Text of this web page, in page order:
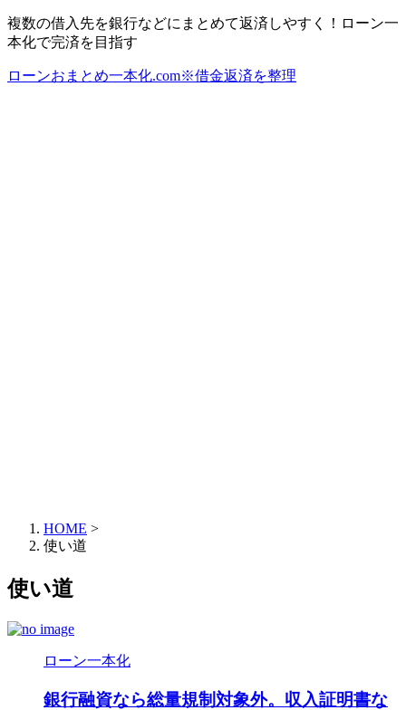
複数の借入先を銀行などにまとめて返済しやすく！ローン一
本化で完済を目指す
ローンおまとめ一本化.com※借金返済を整理
HOME >
使い道
使い道
ローン一本化
銀行融資なら総量規制対象外。収入証明書な